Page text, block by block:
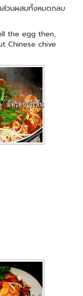
ส่วนผสมทั้งหมดกลบ
the egg then,
Chinese chive